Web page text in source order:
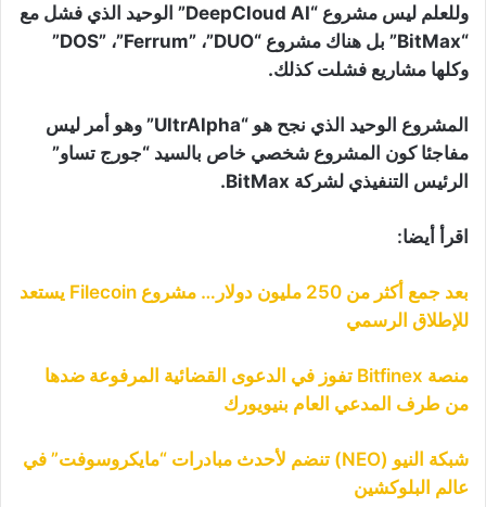
وللعلم ليس مشروع “DeepCloud AI” الوحيد الذي فشل مع
“BitMax” بل هناك مشروع “DOS” ،”Ferrum” ،”DUO”
وكلها مشاريع فشلت كذلك.
المشروع الوحيد الذي نجح هو “UltrAlpha” وهو أمر ليس
مفاجئا كون المشروع شخصي خاص بالسيد “جورج تساو”
الرئيس التنفيذي لشركة BitMax.
اقرأ أيضا:
بعد جمع أكثر من 250 مليون دولار… مشروع Filecoin يستعد
للإطلاق الرسمي
منصة Bitfinex تفوز في الدعوى القضائية المرفوعة ضدها
من طرف المدعي العام بنيويورك
شبكة النيو (NEO) تنضم لأحدث مبادرات “مايكروسوفت” في
عالم البلوكشين